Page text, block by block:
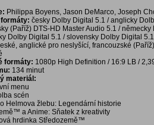
Philippa Boyens, Jason DeMarco, Joseph
česky Dolby Digital 5.1 / anglicky
(Paříž) DTS-HD Master Audio 5.1 /
Dolby Digital 5.1 / slovensky Dolby Digital 5.1
anglické pro neslyšící, francouzské
formáty: 1080p High Definition / 16:9 LB /
134 minut
materiál:
menu
scén
Helmova žlebu: Legendární historie
a Anime: Sňatek z kreativity
hrdinka Středozemě™